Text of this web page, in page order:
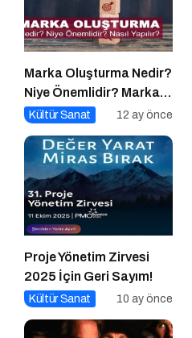
Marka Oluşturma Nedir?
Niye Önemlidir? Marka
Oluşturma Nasıl Yapılır?
Kültür Sanat 12 ay önce
Proje Yönetim Zirvesi
2025 İçin Geri Sayım!
Kültür Sanat 10 ay önce